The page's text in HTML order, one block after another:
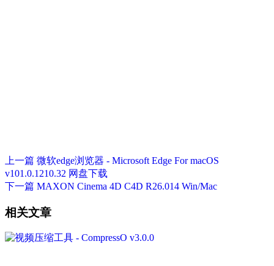
上一篇 微软edge浏览器 - Microsoft Edge For macOS
v101.0.1210.32 网盘下载
下一篇 MAXON Cinema 4D C4D R26.014 Win/Mac
相关文章